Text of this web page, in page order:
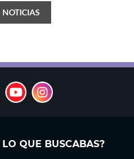
QUE BUSCABAS?